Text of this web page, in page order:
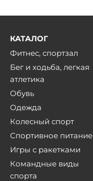
КАТАЛОГ
Фитнес, спортзал
Бег и ходьба, легкая
атлетика
Обувь
Одежда
Колесный спорт
Спортивное питание
Игры с ракетками
Командные виды
спорта